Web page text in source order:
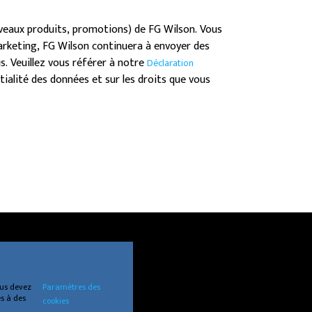
produits, promotions) de FG Wilson. Vous
FG Wilson continuera à envoyer des
Veuillez vous référer à notreDéclaration
des données et sur les droits que vous
devez
à des
Paramètres des
cookies